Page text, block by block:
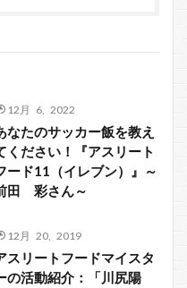
12月 6, 2022
なたのサッカー飯を教え
ください！『アスリート
ード11（イレブン）』～
田 彩さん～
12月 20, 2019
スリートフードマイスタ
の活動紹介：「川尻陽